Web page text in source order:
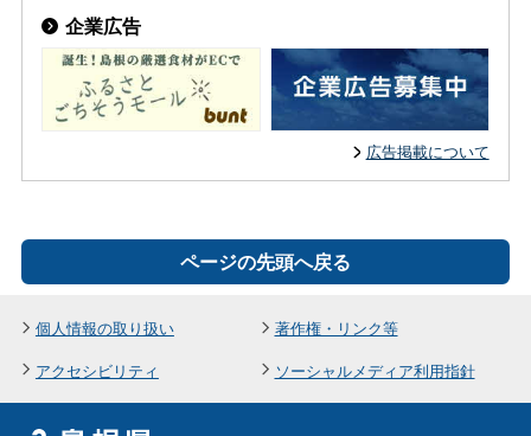
企業広告
広告掲載について
ページの先頭へ戻る
個人情報の取り扱い
著作権・リンク等
アクセシビリティ
ソーシャルメディア利用指針